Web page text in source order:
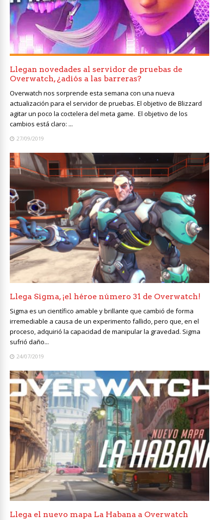
Llegan novedades al servidor de pruebas de
Overwatch, ¿adiós a las barreras?
Overwatch nos sorprende esta semana con una nueva
actualización para el servidor de pruebas. El objetivo de Blizzard
agitar un poco la coctelera del meta game. El objetivo de los
cambios está claro: ...
27/09/2019
Llega Sigma, ¡el héroe número 31 de Overwatch!
Sigma es un científico amable y brillante que cambió de forma
irremediable a causa de un experimento fallido, pero que, en el
proceso, adquirió la capacidad de manipular la gravedad. Sigma
sufrió daño...
24/07/2019
Llega el nuevo mapa La Habana a Overwatch